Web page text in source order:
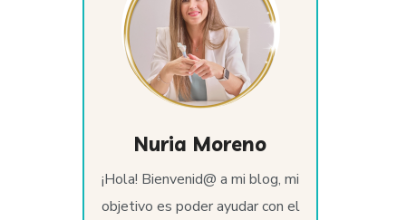
Nuria Moreno
¡Hola! Bienvenid@ a mi blog, mi
objetivo es poder ayudar con el